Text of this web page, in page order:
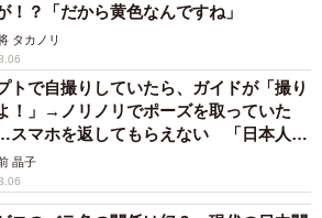
えると、今日の日中関係の冷え込み
込めるものではなく、長期的に続く
降も、同様に政治的な緊張を背景と
業の中止、あるいは規模の縮小が続
がある。日中両国は、地理的にも経
のできない隣国であり、関係の悪化
損失となる。
！？「だから黄色なんですね」
タカノリ
トで自撮りしていたら、ガイドが「撮り
！」→ノリノリでポーズを取っていた
マホを返してもらえない 「日本人は
表かも」「私は6時間で3万円払った」
晶子